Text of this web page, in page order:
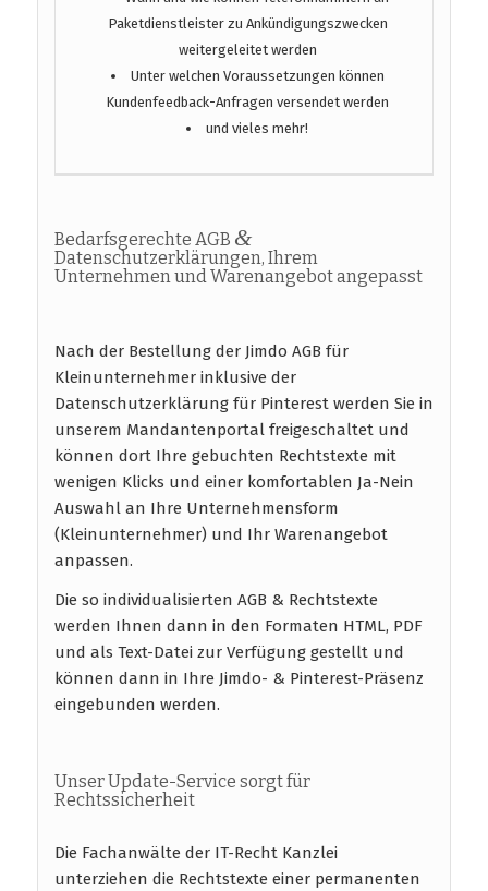
Paketdienstleister zu Ankündigungszwecken
weitergeleitet werden
Unter welchen Voraussetzungen können
Kundenfeedback-Anfragen versendet werden
und vieles mehr!
Bedarfsgerechte AGB &
Datenschutzerklärungen, Ihrem
Unternehmen und Warenangebot angepasst
Nach der Bestellung der Jimdo AGB für
Kleinunternehmer inklusive der
Datenschutzerklärung für Pinterest werden Sie in
unserem Mandantenportal freigeschaltet und
können dort Ihre gebuchten Rechtstexte mit
wenigen Klicks und einer komfortablen Ja-Nein
Auswahl an Ihre Unternehmensform
(Kleinunternehmer) und Ihr Warenangebot
anpassen.
Die so individualisierten AGB & Rechtstexte
werden Ihnen dann in den Formaten HTML, PDF
und als Text-Datei zur Verfügung gestellt und
können dann in Ihre Jimdo- & Pinterest-Präsenz
eingebunden werden.
Unser Update-Service sorgt für
Rechtssicherheit
Die Fachanwälte der IT-Recht Kanzlei
unterziehen die Rechtstexte einer permanenten